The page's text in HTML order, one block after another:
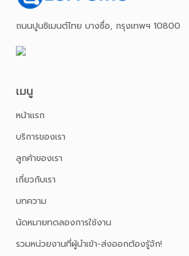
ถนนปูนซิเมนต์ไทย บางซื่อ, กรุงเทพฯ 10800
เมนู
หน้าเเรก
บริการของเรา
ลูกค้าของเรา
เกี่ยวกับเรา
บทความ
นัดหมายทดลองการใช้งาน
รวมหน่วยงานที่ผู้นำเข้า-ส่งออกต้องรู้จัก!